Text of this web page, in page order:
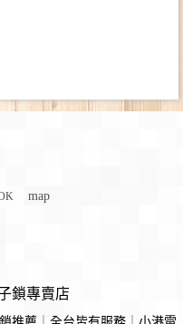
map
鎖專賣店